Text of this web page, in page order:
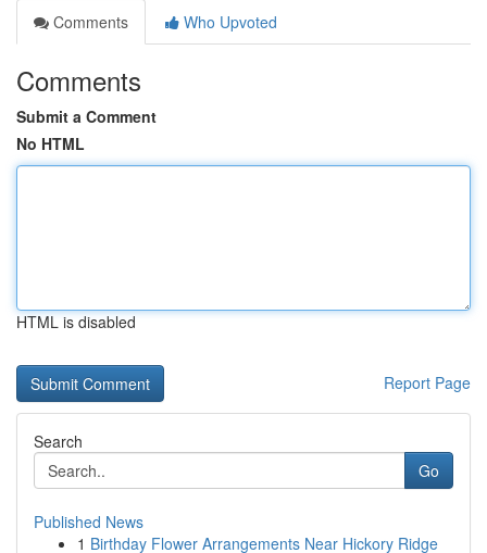
Comments
Who Upvoted
Comments
Submit a Comment
No HTML
HTML is disabled
Report Page
Search
Go
Published News
1 Birthday Flower Arrangements Near Hickory Ridge